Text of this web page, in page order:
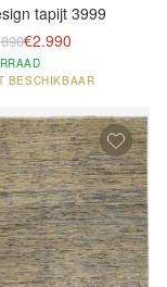
tapijt 3999
€2.990
BESCHIKBAAR